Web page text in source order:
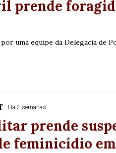
prende
uma equipe da Delegacia de
Há 2 semanas
prende
feminicídio